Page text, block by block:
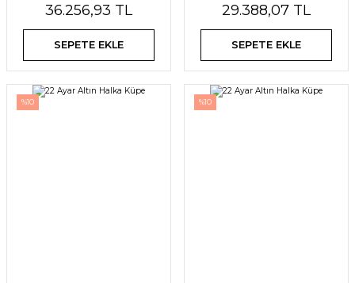
36.256,93 TL
SEPETE EKLE
29.388,07 TL
SEPETE EKLE
%10 %10